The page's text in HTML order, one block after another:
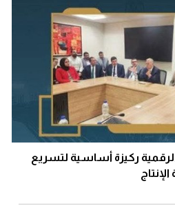
ركيزة أساسية لتسريع